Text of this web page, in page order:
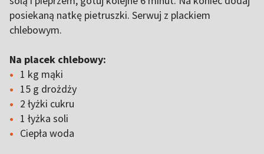
posiekaną natkę pietruszki. Serwuj z plackiem
chlebowym.
Na placek chlebowy:
1 kg mąki
15 g drożdży
2 łyżki cukru
1 łyżka soli
Ciepła woda